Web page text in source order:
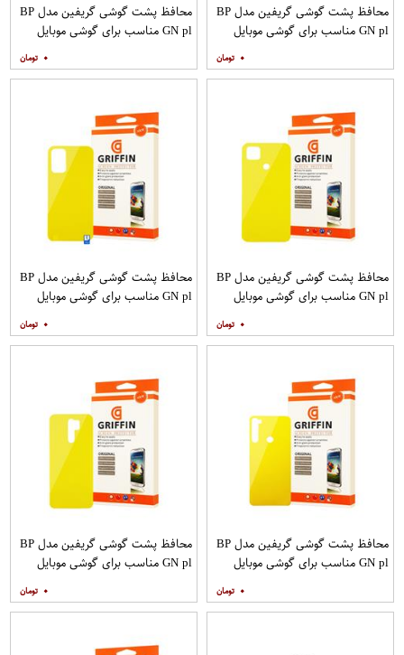
محافظ پشت گوشی گریفین مدل BP
GN pl مناسب برای گوشی موبایل
۰
محافظ پشت گوشی گریفین مدل BP
GN pl مناسب برای گوشی موبایل
۰
محافظ پشت گوشی گریفین مدل BP
GN pl مناسب برای گوشی موبایل
۰
محافظ پشت گوشی گریفین مدل BP
GN pl مناسب برای گوشی موبایل
۰
محافظ پشت گوشی گریفین مدل BP
GN pl مناسب برای گوشی موبایل
۰
محافظ پشت گوشی گریفین مدل BP
GN pl مناسب برای گوشی موبایل
۰